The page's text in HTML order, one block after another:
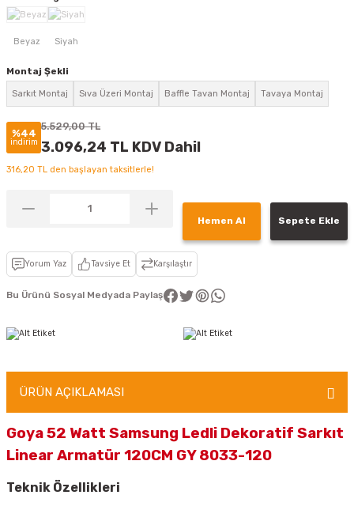
Montaj Şekli
Sarkıt Montaj Sıva Üzeri Montaj Baffle Tavan Montaj Tavaya Montaj
%44
indirim
5.529,00 TL
3.096,24 TL KDV Dahil
316,20 TL den başlayan taksitlerle!
Hemen Al Sepete Ekle
Yorum Yaz Tavsiye Et Karşılaştır
Bu Ürünü Sosyal Medyada Paylaş
ÜRÜN AÇIKLAMASI
Goya 52 Watt Samsung Ledli Dekoratif Sarkıt
Linear Armatür 120CM GY 8033-120
Teknik Özellikleri